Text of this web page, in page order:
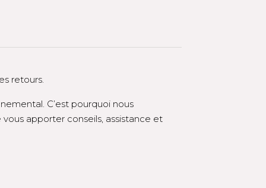
retours.
C’est pourquoi nous
apporter conseils, assistance et